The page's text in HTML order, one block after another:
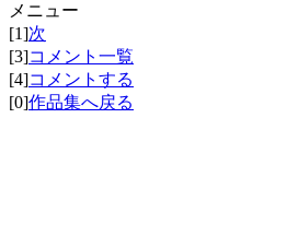
メニュー
[1]次
[3]コメント一覧
[4]コメントする
[0]作品集へ戻る